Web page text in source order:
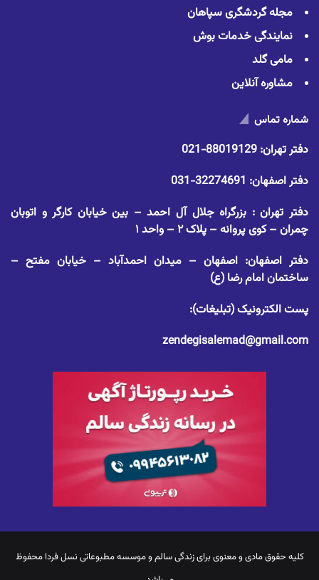
مجله گردشگری سپاهان
نمایندگی خدمات بوش
مامی گلد
مشاوره آنلاین
شماره تماس
دفتر تهران: 88019129-021
دفتر اصفهان: 32274691-031
دفتر تهران : بزرگراه جلال آل احمد – بین خیابان کارگر و اتوبان
چمران – کوی پروانه – پلاک ۲ – واحد ۱
دفتر اصفهان: اصفهان – میدان احمدآباد – خیابان مفتح –
ساختمان امام رضا (ع)
پست الکترونیک (تبلیغات):
zendegisalemad@gmail.com
کلیه حقوق مادی و معنوی برایزندگی سالم و موسسه مطبوعاتی نسل فردا محفوظ